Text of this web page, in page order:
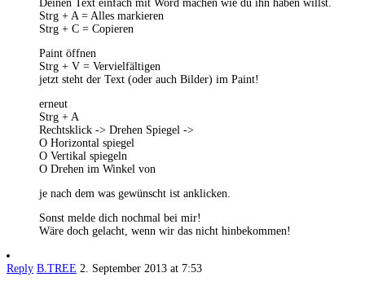
Deinen Text einfach mit Word machen wie du ihn haben willst.
Strg + A = Alles markieren
Strg + C = Copieren
Paint öffnen
Strg + V = Vervielfältigen
jetzt steht der Text (oder auch Bilder) im Paint!
erneut
Strg + A
Rechtsklick -> Drehen Spiegel ->
O Horizontal spiegel
O Vertikal spiegeln
O Drehen im Winkel von
je nach dem was gewünscht ist anklicken.
Sonst melde dich nochmal bei mir!
Wäre doch gelacht, wenn wir das nicht hinbekommen!
Reply B.TREE 2. September 2013 at 7:53